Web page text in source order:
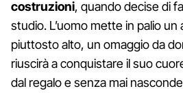
costruzioni, quando decise di
studio. L’uomo mette in palio un
piuttosto alto, un omaggio da
riuscirà a conquistare il suo
dal regalo e senza mai